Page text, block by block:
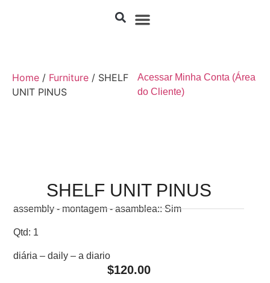
Home / Furniture / SHELF
UNIT PINUS
Acessar Minha Conta (Área
do Cliente)
SHELF UNIT PINUS
assembly - montagem - asamblea:: Sim
Qtd: 1
diária – daily – a diario
$120.00